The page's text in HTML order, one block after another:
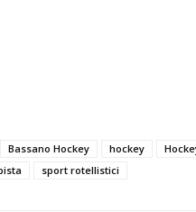
Bassano Hockey hockey
sport rotellistici